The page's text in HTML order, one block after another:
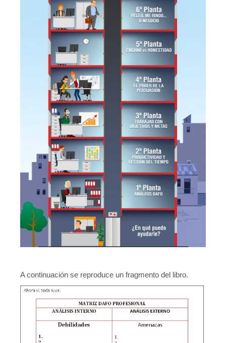
A continuación se reproduce un fragmento del libro.